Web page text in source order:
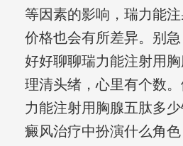
等因素的影响，瑞力能
价格也会有所差异。别
好好聊聊瑞力能注射用
理清头绪，心里有个数
力能注射用胸腺五肽多
癜风治疗中扮演什么角